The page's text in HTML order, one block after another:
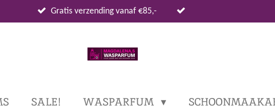
Gratis verzending vanaf €85,-
SALE! WASPARFUM